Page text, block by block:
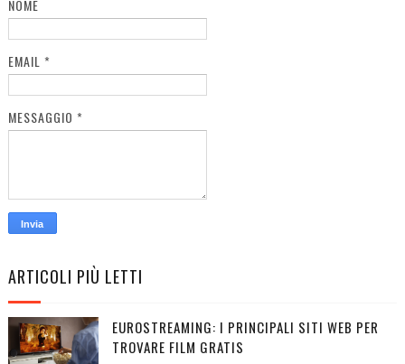
NOME
EMAIL *
MESSAGGIO *
ARTICOLI PIÙ LETTI
EUROSTREAMING: I PRINCIPALI SITI WEB PER
TROVARE FILM GRATIS